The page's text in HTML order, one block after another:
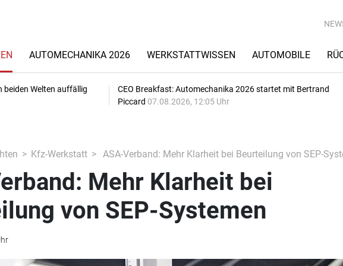
AUTOMECHANIKA 2026 WERKSTATTWISSEN AUTOMOBILE
beiden Welten auffällig
CEO Breakfast: Automechanika 2026 startet mit Bertrand
Piccard 07.08.2026, 12:05 Uhr
Kfz-Werkstatt ASA-Verband: Mehr Klarheit bei Beurteilung von SEP-
Mehr Klarheit bei
von SEP-Systemen